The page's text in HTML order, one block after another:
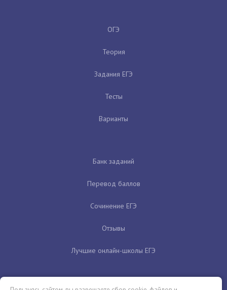
ОГЭ
Теория
Задания ЕГЭ
Тесты
Варианты
Банк заданий
Перевод баллов
Сочинение ЕГЭ
Отзывы
Лучшие онлайн-школы ЕГЭ